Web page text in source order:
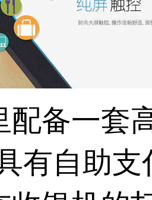
配备一套
有自助